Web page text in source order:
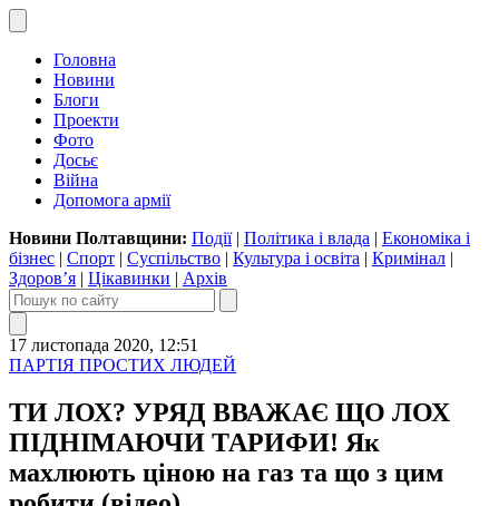
Головна
Новини
Блоги
Проекти
Фото
Досьє
Війна
Допомога армії
Новини Полтавщини: Події| Політика і влада | Економіка і
бізнес | Спорт | Суспільство | Культура і освіта | Кримінал |
Здоров’я | Цікавинки | Архів
17 листопада 2020, 12:51
ПАРТІЯ ПРОСТИХ ЛЮДЕЙ
ТИ ЛОХ? УРЯД ВВАЖАЄ ЩО ЛОХ
ПІДНІМАЮЧИ ТАРИФИ! Як
махлюють ціною на газ та що з цим